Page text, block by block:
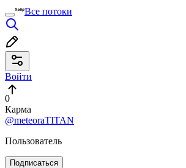
Все потоки
Войти
0
Карма
@meteoraTITAN
Пользователь
Подписаться